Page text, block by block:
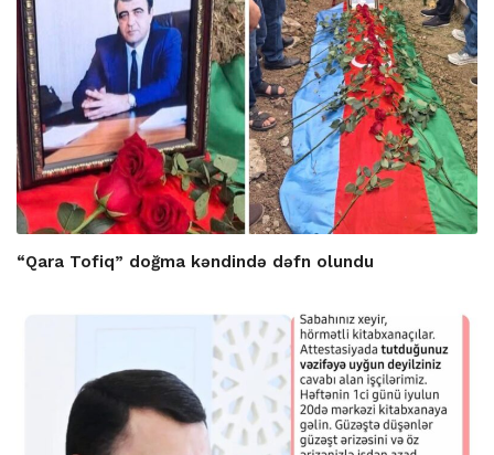
“Qara Tofiq” doğma kəndində dəfn olundu